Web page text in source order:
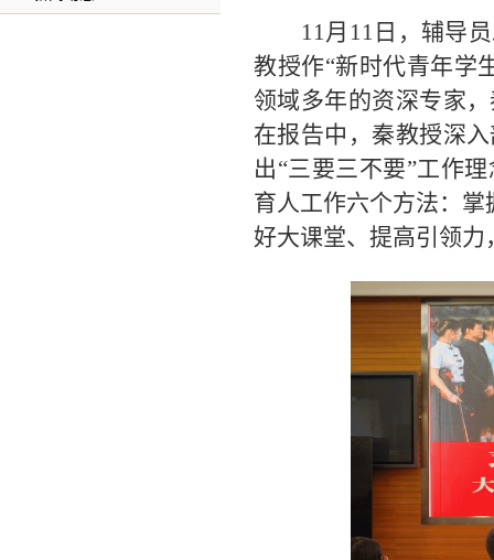
11月11日，辅导
教授作“新时代青年学
领域多年的资深专家
在报告中，秦教授深
出“三要三不要”工作理
育人工作六个方法：掌
好大课堂、提高引领力